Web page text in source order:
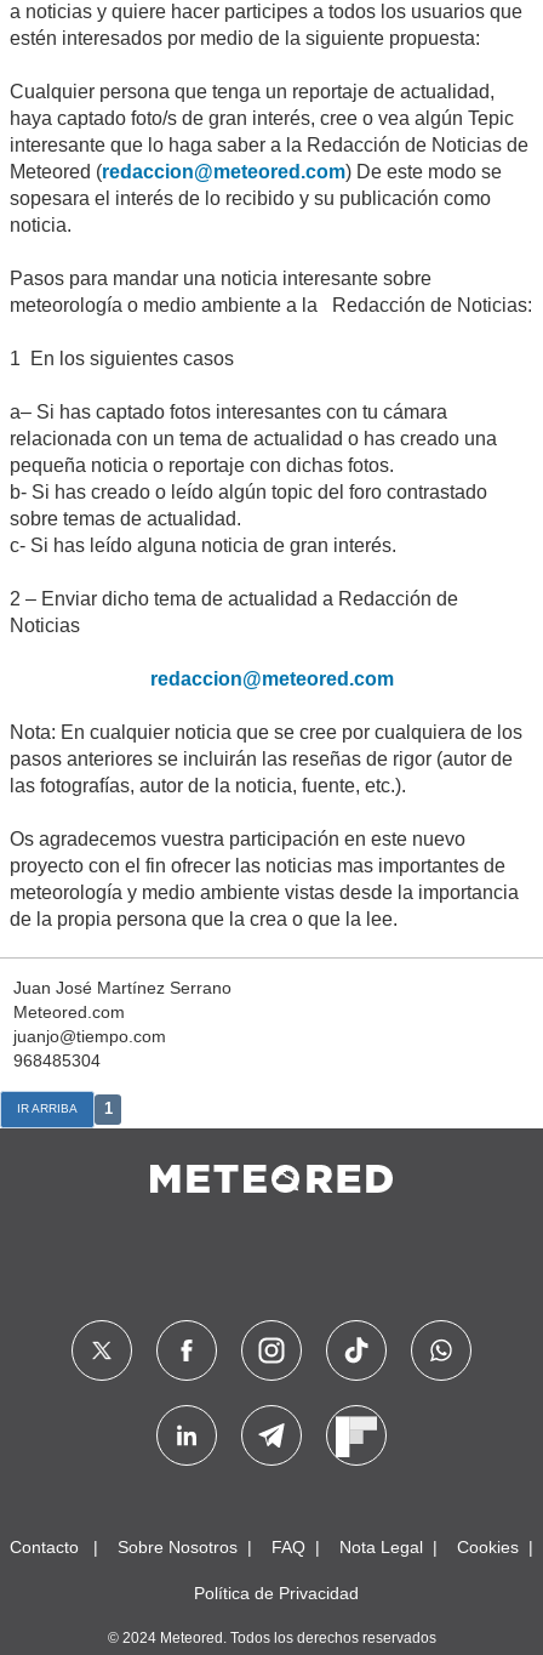
a noticias y quiere hacer participes a todos los usuarios que
estén interesados por medio de la siguiente propuesta:
Cualquier persona que tenga un reportaje de actualidad,
haya captado foto/s de gran interés, cree o vea algún Tepic
interesante que lo haga saber a la Redacción de Noticias de
Meteored (redaccion@meteored.com) De este modo se
sopesara el interés de lo recibido y su publicación como
noticia.
Pasos para mandar una noticia interesante sobre
meteorología o medio ambiente a la Redacción de Noticias:
1 En los siguientes casos
a– Si has captado fotos interesantes con tu cámara
relacionada con un tema de actualidad o has creado una
pequeña noticia o reportaje con dichas fotos.
b- Si has creado o leído algún topic del foro contrastado
sobre temas de actualidad.
c- Si has leído alguna noticia de gran interés.
2 – Enviar dicho tema de actualidad a Redacción de
Noticias
redaccion@meteored.com
Nota: En cualquier noticia que se cree por cualquiera de los
pasos anteriores se incluirán las reseñas de rigor (autor de
las fotografías, autor de la noticia, fuente, etc.).
Os agradecemos vuestra participación en este nuevo
proyecto con el fin ofrecer las noticias mas importantes de
meteorología y medio ambiente vistas desde la importancia
de la propia persona que la crea o que la lee.
Juan José Martínez Serrano
Meteored.com
juanjo@tiempo.com
968485304
IR ARRIBA 1
Contacto Sobre Nosotros FAQ Nota Legal Cookies
Política de Privacidad
© 2024 Meteored. Todos los derechos reservados